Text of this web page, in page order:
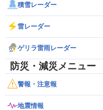
積雪レーダー
雷レーダー
ゲリラ雷雨レーダー
防災・減災メニュー
警報・注意報
地震情報